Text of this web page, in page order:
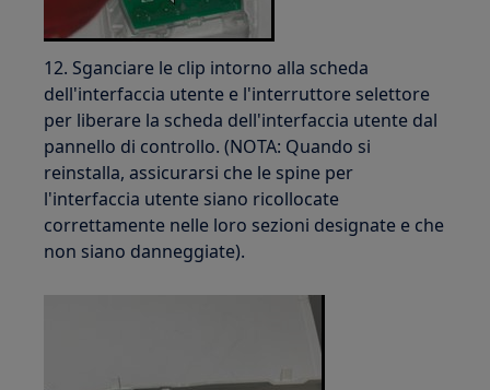
12. Sganciare le clip intorno alla scheda
dell'interfaccia utente e l'interruttore selettore
per liberare la scheda dell'interfaccia utente dal
pannello di controllo. (NOTA: Quando si
reinstalla, assicurarsi che le spine per
l'interfaccia utente siano ricollocate
correttamente nelle loro sezioni designate e che
non siano danneggiate).